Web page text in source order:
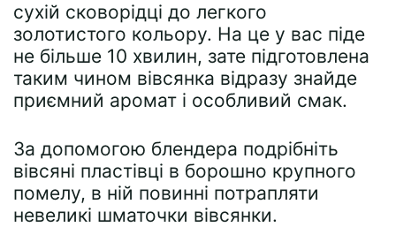
сухій сковорідці до легкого
золотистого кольору. На це у вас піде
не більше 10 хвилин, зате підготовлена
таким чином вівсянка відразу знайде
приємний аромат і особливий смак.
За допомогою блендера подрібніть
вівсяні пластівці в борошно крупного
помелу, в ній повинні потрапляти
невеликі шматочки вівсянки.